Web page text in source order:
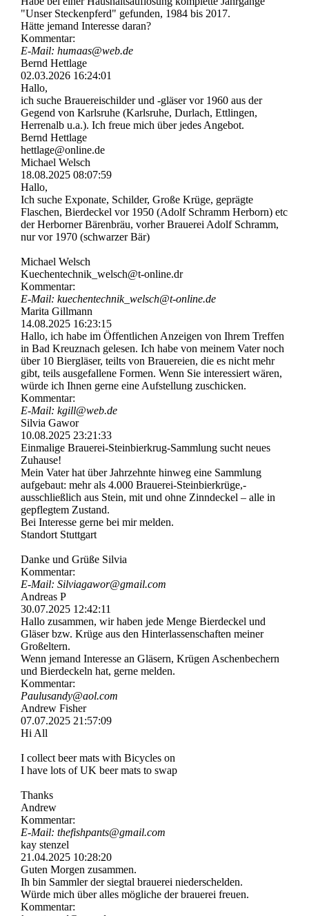
"Unser Steckenpferd" gefunden, 1984 bis 2017.
Hätte jemand Interesse daran?
Kommentar:
E-Mail: humaas@web.de
Bernd Hettlage
02.03.2026 16:24:01
Hallo,
ich suche Brauereischilder und -gläser vor 1960 aus der
Gegend von Karlsruhe (Karlsruhe, Durlach, Ettlingen,
Herrenalb u.a.). Ich freue mich über jedes Angebot.
Bernd Hettlage
hettlage@online.de
Michael Welsch
18.08.2025 08:07:59
Hallo,
Ich suche Exponate, Schilder, Große Krüge, geprägte
Flaschen, Bierdeckel vor 1950 (Adolf Schramm Herborn) etc
der Herborner Bärenbräu, vorher Brauerei Adolf Schramm,
nur vor 1970 (schwarzer Bär)
Michael Welsch
Kuechentechnik_­welsch@­t-­online.­dr
Kommentar:
E-Mail: kuechentechnik_­welsch@­t-­online.­de
Marita Gillmann
14.08.2025 16:23:15
Hallo, ich habe im Öffentlichen Anzeigen von Ihrem Treffen
in Bad Kreuznach gelesen. Ich habe von meinem Vater noch
über 10 Biergläser, teilts von Brauereien, die es nicht mehr
gibt, teils ausgefallene Formen. Wenn Sie interessiert wären,
würde ich Ihnen gerne eine Aufstellung zuschicken.
Kommentar:
E-Mail: kgill@web.de
Silvia Gawor
10.08.2025 23:21:33
Einmalige Brauerei-­Steinbierkrug-­Sammlung sucht neues
Zuhause!
Mein Vater hat über Jahrzehnte hinweg eine Sammlung
aufgebaut: mehr als 4.000 Brauerei-­Steinbierkrü­ge,­
ausschließlich aus Stein, mit und ohne Zinndeckel – alle in
gepflegtem Zustand.
Bei Interesse gerne bei mir melden.
Standort Stuttgart
Danke und Grüße Silvia
Kommentar:
E-Mail: Silviagawor@gmail.com
Andreas P
30.07.2025 12:42:11
Hallo zusammen, wir haben jede Menge Bierdeckel und
Gläser bzw. Krüge aus den Hinterlassenschaften meiner
Großeltern.
Wenn jemand Interesse an Gläsern, Krügen Aschenbechern
und Bierdeckeln hat, gerne melden.
Kommentar:
Paulusandy@aol.com
Andrew Fisher
07.07.2025 21:57:09
Hi All
I collect beer mats with Bicycles on
I have lots of UK beer mats to swap
Thanks
Andrew
Kommentar:
E-Mail: thefishpants@gmail.com
kay stenzel
21.04.2025 10:28:20
Guten Morgen zusammen.
Ih bin Sammler der siegtal brauerei niederschelden.
Würde mich über alles mögliche der brauerei freuen.
Kommentar: